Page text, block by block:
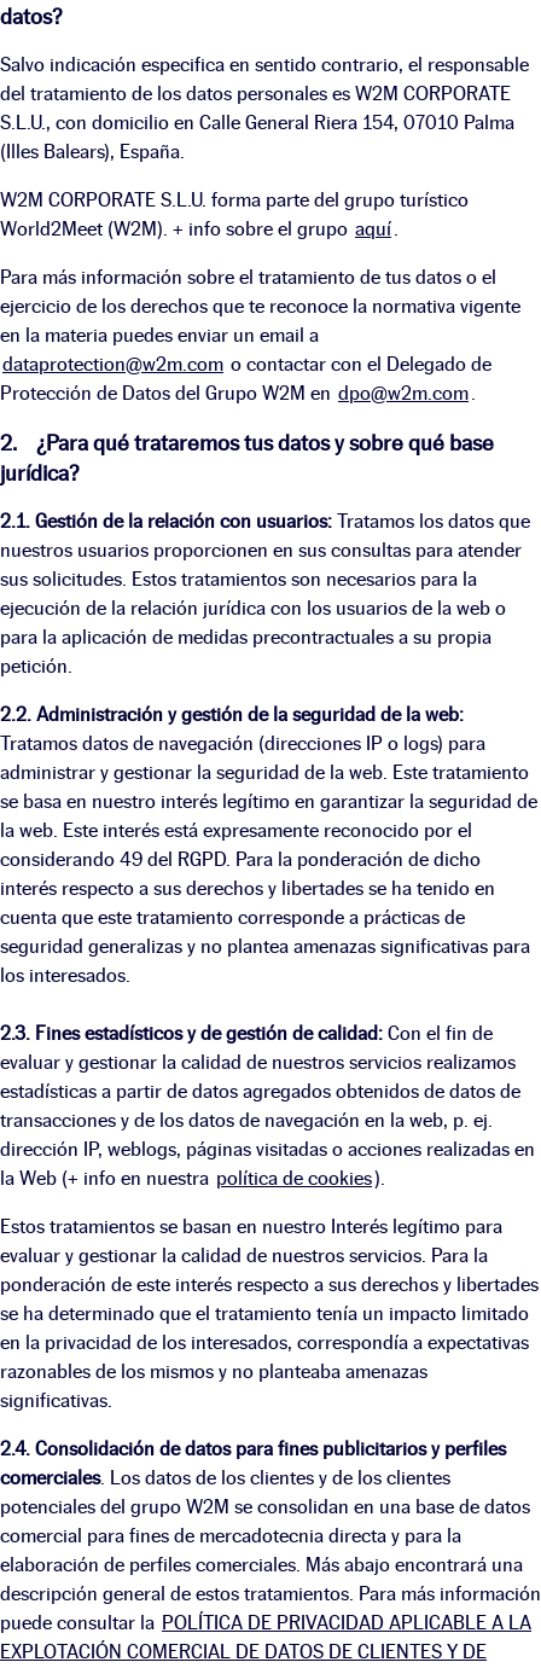
datos?
Salvo indicación especifica en sentido contrario, el responsable
del tratamiento de los datos personales es W2M CORPORATE
S.L.U., con domicilio en Calle General Riera 154, 07010 Palma
(Illes Balears), España.
W2M CORPORATE S.L.U. forma parte del grupo turístico
World2Meet (W2M). + info sobre el grupo aquí.
Para más información sobre el tratamiento de tus datos o el
ejercicio de los derechos que te reconoce la normativa vigente
en la materia puedes enviar un email a
dataprotection@w2m.com o contactar con el Delegado de
Protección de Datos del Grupo W2M en dpo@w2m.com.
2. ¿Para qué trataremos tus datos y sobre qué base
jurídica?
2.1. Gestión de la relación con usuarios: Tratamos los datos que
nuestros usuarios proporcionen en sus consultas para atender
sus solicitudes. Estos tratamientos son necesarios para la
ejecución de la relación jurídica con los usuarios de la web o
para la aplicación de medidas precontractuales a su propia
petición.
2.2. Administración y gestión de la seguridad de la web:
Tratamos datos de navegación (direcciones IP o logs) para
administrar y gestionar la seguridad de la web. Este tratamiento
se basa en nuestro interés legítimo en garantizar la seguridad de
la web. Este interés está expresamente reconocido por el
considerando 49 del RGPD. Para la ponderación de dicho
interés respecto a sus derechos y libertades se ha tenido en
cuenta que este tratamiento corresponde a prácticas de
seguridad generalizas y no plantea amenazas significativas para
los interesados.
2.3. Fines estadísticos y de gestión de calidad: Con el fin de
evaluar y gestionar la calidad de nuestros servicios realizamos
estadísticas a partir de datos agregados obtenidos de datos de
transacciones y de los datos de navegación en la web, p. ej.
dirección IP, weblogs, páginas visitadas o acciones realizadas en
la Web (+ info en nuestra política de cookies).
Estos tratamientos se basan en nuestro Interés legítimo para
evaluar y gestionar la calidad de nuestros servicios. Para la
ponderación de este interés respecto a sus derechos y libertades
se ha determinado que el tratamiento tenía un impacto limitado
en la privacidad de los interesados, correspondía a expectativas
razonables de los mismos y no planteaba amenazas
significativas.
2.4. Consolidación de datos para fines publicitarios y perfiles
comerciales. Los datos de los clientes y de los clientes
potenciales del grupo W2M se consolidan en una base de datos
comercial para fines de mercadotecnia directa y para la
elaboración de perfiles comerciales. Más abajo encontrará una
descripción general de estos tratamientos. Para más información
puede consultar la POLÍTICA DE PRIVACIDAD APLICABLE A LA
EXPLOTACIÓN COMERCIAL DE DATOS DE CLIENTES Y DE